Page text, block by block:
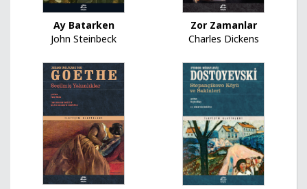
Ay Batarken
John Steinbeck
Zor Zamanlar
Charles Dickens